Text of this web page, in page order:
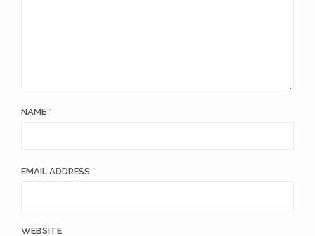
NAME *
EMAIL ADDRESS *
WEBSITE